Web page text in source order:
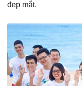
đẹp mắt.